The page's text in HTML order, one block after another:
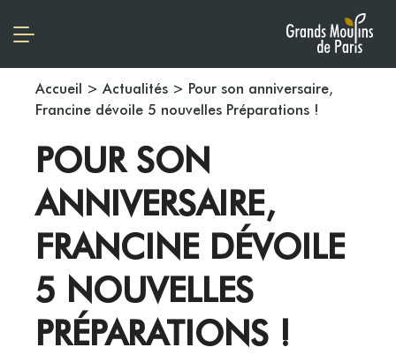
Accueil > Actualités > Pour son anniversaire,
Francine dévoile 5 nouvelles Préparations !
POUR SON
ANNIVERSAIRE,
FRANCINE DÉVOILE
5 NOUVELLES
PRÉPARATIONS !